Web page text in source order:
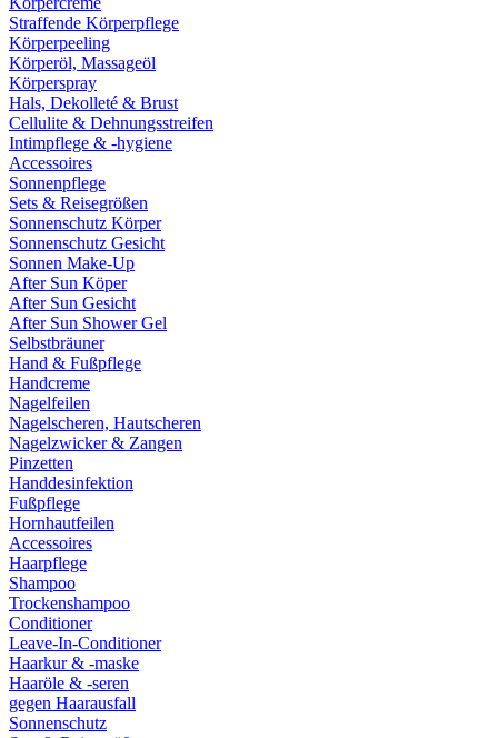
Straffende Körperpflege
Körperpeeling
Körperöl, Massageöl
Körperspray
Hals, Dekolleté & Brust
Cellulite & Dehnungsstreifen
Intimpflege & -hygiene
Accessoires
Sonnenpflege
Sets & Reisegrößen
Sonnenschutz Körper
Sonnenschutz Gesicht
Sonnen Make-Up
After Sun Köper
After Sun Gesicht
After Sun Shower Gel
Selbstbräuner
Hand & Fußpflege
Handcreme
Nagelfeilen
Nagelscheren, Hautscheren
Nagelzwicker & Zangen
Pinzetten
Handdesinfektion
Fußpflege
Hornhautfeilen
Accessoires
Haarpflege
Shampoo
Trockenshampoo
Conditioner
Leave-In-Conditioner
Haarkur & -maske
Haaröle & -seren
gegen Haarausfall
Sonnenschutz